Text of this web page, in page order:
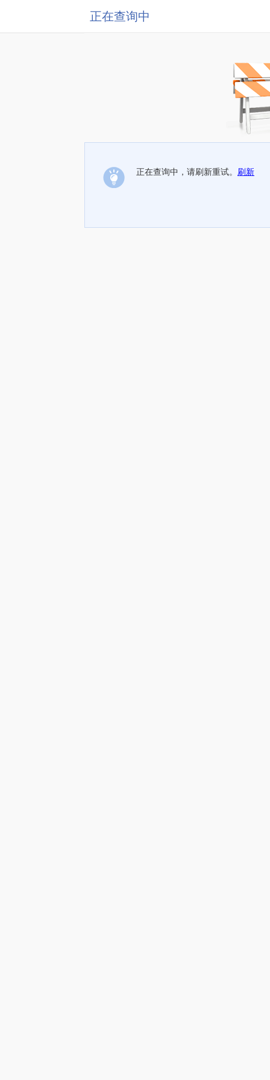
正在查询中
正在查询中，请刷新重试。 刷新